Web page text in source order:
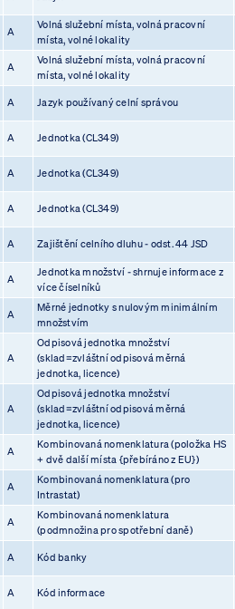
A
Volná služební místa, volná pracovní
místa, volné lokality
A
Volná služební místa, volná pracovní
místa, volné lokality
A Jazyk používaný celní správou
A Jednotka (CL349)
A Jednotka (CL349)
A Jednotka (CL349)
A Zajištění celního dluhu - odst. 44 JSD
A
Jednotka množství - shrnuje informace z
více číselníků
A
Měrné jednotky s nulovým minimálním
množstvím
A
Odpisová jednotka množství
(sklad=zvláštní odpisová měrná
jednotka, licence)
A
Odpisová jednotka množství
(sklad=zvláštní odpisová měrná
jednotka, licence)
A
Kombinovaná nomenklatura (položka HS
+ dvě další místa {přebíráno z EU})
A
Kombinovaná nomenklatura (pro
Intrastat)
A
Kombinovaná nomenklatura
(podmnožina pro spotřební daně)
A Kód banky
A Kód informace